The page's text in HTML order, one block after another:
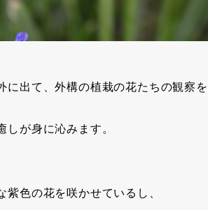
に出て、外構の植栽の花たちの観察を
しが身に沁みます。
紫色の花を咲かせているし、